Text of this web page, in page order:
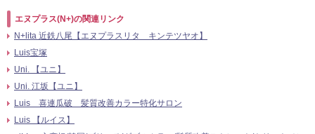
エヌプラス(N+)の関連リンク
N+lita 近鉄八尾【エヌプラスリタ キンテツヤオ】
Luis宝塚
Uni. 【ユニ】
Uni. 江坂【ユニ】
Luis 喜連瓜破 髪質改善カラー特化サロン
Luis 【ルイス】